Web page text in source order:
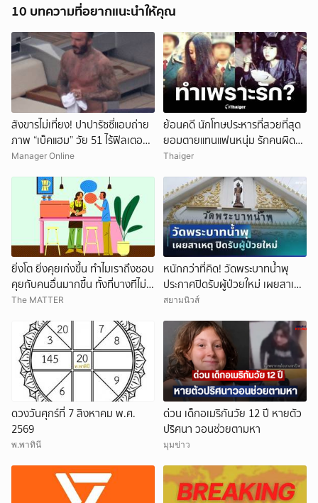
10 บทความที่อยากแนะนำให้คุณ
สังขารไม่เที่ยง! ปาปารัซซี่แอบถ่าย
ภาพ “เบ็คแฮม” วัย 51 ไร้ฟิลเตอร์
เผยให้เห็นผมบาง-ศีรษะล้าน
Manager Online
ย้อนคดี นักโทษประหารที่สวยที่สุด
ยอมตายแทนแฟนหนุ่ม รักคนผิด
ชีวิตดิ่งเหว
Thaiger
ยิ่งโต ยิ่งคุยเก่งขึ้น ทำไมเราถึงชอบ
คุยกับคนอื่นมากขึ้น ทั้งที่บางทีไม่รู้
จักกันด้วยซ้ำ
The MATTER
หนักกว่าที่คิด! วัดพระบาทน้ำพุ
ประกาศปิดรับผู้ป่วยใหม่ เผยสาเหตุ
สุดสะเทือนใจ
สยามนิวส์
ดวงวันศุกร์ที่ 7 สิงหาคม พ.ศ.
2569
พ.พาทินี
ด่วน เด็กอเมริกันวัย 12 ปี หายตัว
ปริศนา วอนช่วยตามหา
มุมข่าว